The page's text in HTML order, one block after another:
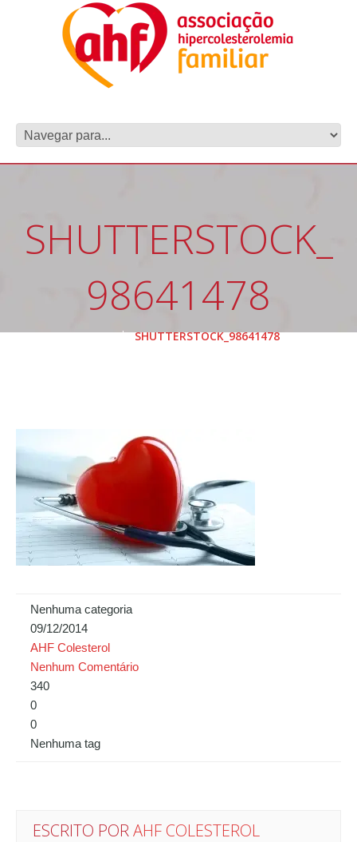
SHUTTERSTOCK_
98641478
HOME SHUTTERSTOCK_98641478
Nenhuma categoria
09/12/2014
AHF Colesterol
Nenhum Comentário
340
0
0
Nenhuma tag
ESCRITO PORAHF COLESTEROL